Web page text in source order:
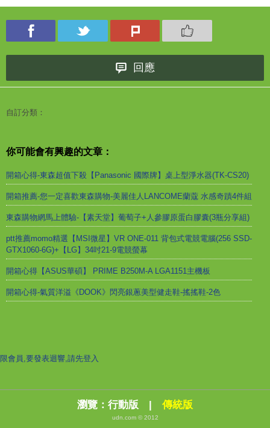
回應
自訂分類：
你可能會有興趣的文章：
開箱心得-東森超值下殺【Panasonic 國際牌】桌上型淨水器(TK-CS20)
開箱推薦-您一定喜歡東森購物-美麗佳人LANCOME蘭蔻 水感奇蹟4件組
東森購物網馬上體驗-【素天堂】葡萄子+人參膠原蛋白膠囊(3瓶分享組)
ptt推薦momo精選【MSI微星】VR ONE-011 背包式電競電腦(256 SSD-
GTX1060-6G)+【LG】34吋21-9電競螢幕
開箱心得【ASUS華碩】 PRIME B250M-A LGA1151主機板
開箱心得-氣質洋溢《DOOK》閃亮銀蔥美型健走鞋-搖搖鞋-2色
限會員,要發表迴響,請先登入
瀏覽： 行動版 | 傳統版
udn.com © 2012